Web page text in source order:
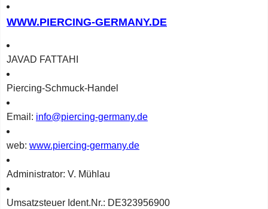
WWW.PIERCING-GERMANY.DE
JAVAD FATTAHI
Piercing-Schmuck-Handel
Email: info@piercing-germany.de
web: www.piercing-germany.de
Administrator: V. Mühlau
Umsatzsteuer Ident.Nr.: DE323956900